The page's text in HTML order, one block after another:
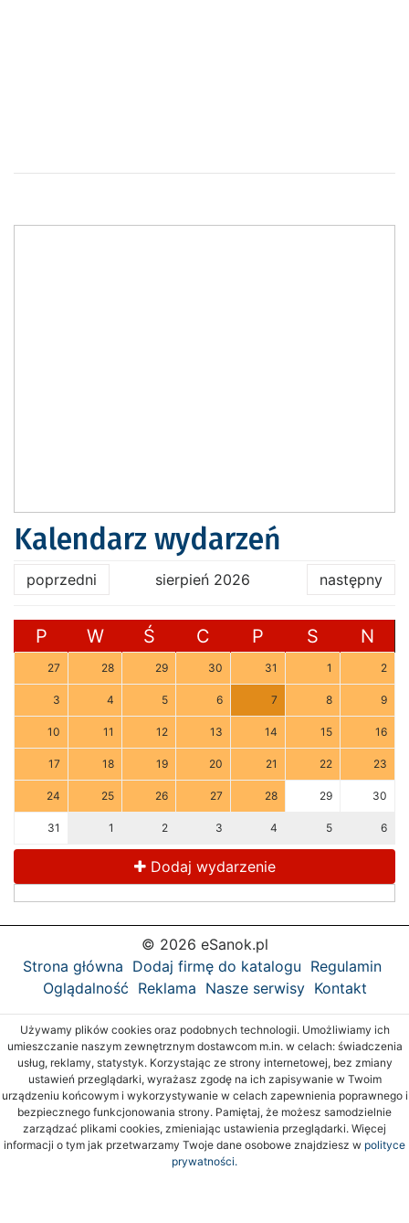
Kalendarz wydarzeń
poprzedni sierpień 2026 następny
P W Ś C P S N
27 28 29 30 31 1 2
3 4 5 6 7 8 9
10 11 12 13 14 15 16
17 18 19 20 21 22 23
24 25 26 27 28 29 30
31 1 2 3 4 5 6
Dodaj wydarzenie
© 2026 eSanok.pl
Strona główna Dodaj firmę do katalogu Regulamin
Oglądalność Reklama Nasze serwisy Kontakt
Używamy plików cookies oraz podobnych technologii. Umożliwiamy ich
umieszczanie naszym zewnętrznym dostawcom m.in. w celach: świadczenia
usług, reklamy, statystyk. Korzystając ze strony internetowej, bez zmiany
ustawień przeglądarki, wyrażasz zgodę na ich zapisywanie w Twoim
urządzeniu końcowym i wykorzystywanie w celach zapewnienia poprawnego i
bezpiecznego funkcjonowania strony. Pamiętaj, że możesz samodzielnie
zarządzać plikami cookies, zmieniając ustawienia przeglądarki. Więcej
informacji o tym jak przetwarzamy Twoje dane osobowe znajdziesz w polityce
prywatności.